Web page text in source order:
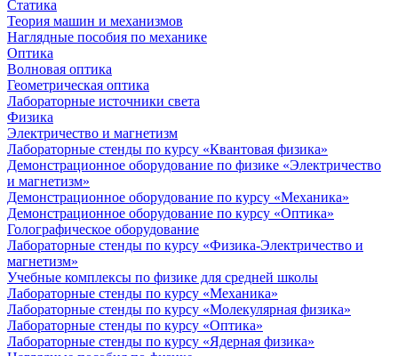
Статика
Теория машин и механизмов
Наглядные пособия по механике
Оптика
Волновая оптика
Геометрическая оптика
Лабораторные источники света
Физика
Электричество и магнетизм
Лабораторные стенды по курсу «Квантовая физика»
Демонстрационное оборудование по физике «Электричество
и магнетизм»
Демонстрационное оборудование по курсу «Механика»
Демонстрационное оборудование по курсу «Оптика»
Голографическое оборудование
Лабораторные стенды по курсу «Физика-Электричество и
магнетизм»
Учебные комплексы по физике для средней школы
Лабораторные стенды по курсу «Механика»
Лабораторные стенды по курсу «Молекулярная физика»
Лабораторные стенды по курсу «Оптика»
Лабораторные стенды по курсу «Ядерная физика»